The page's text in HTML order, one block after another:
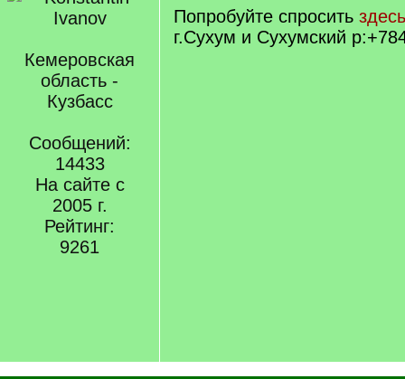
Кемеровская
область -
Кузбасс
Сообщений:
14433
На сайте с
2005 г.
Рейтинг:
9261
Попробуйте спросить здесь
г.Сухум и Сухумский